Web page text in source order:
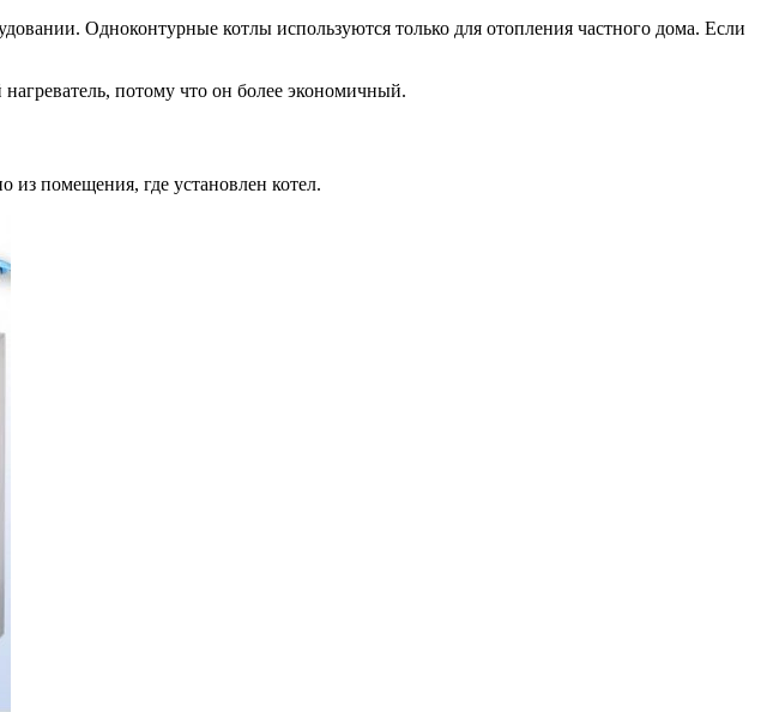
Одноконтурные котлы используются только для отопления частного дома. Если
потому что он более экономичный.
из помещения, где установлен котел.